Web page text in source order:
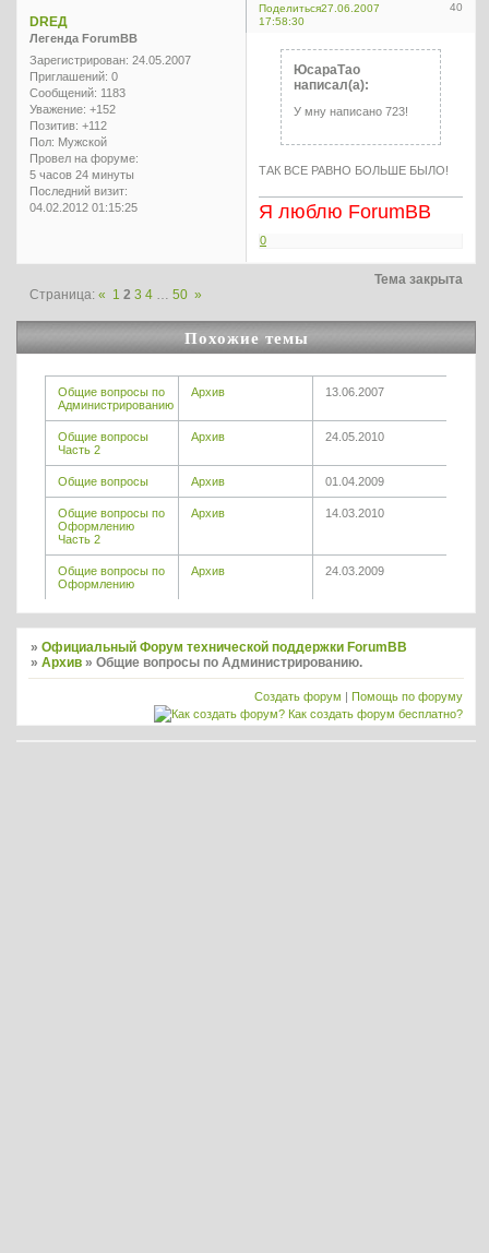
Поделиться 40
27.06.2007
17:58:30
DREД
Легенда ForumBB
Зарегистрирован: 24.05.2007
Приглашений: 0
Сообщений: 1183
Уважение: +152
Позитив: +112
Пол: Мужской
Провел на форуме:
5 часов 24 минуты
Последний визит:
04.02.2012 01:15:25
ЮсараТао
написал(а):
У мну написано 723!
ТАК ВСЕ РАВНО БОЛЬШЕ БЫЛО!
Я люблю ForumBB
0
Тема закрыта
Страница:« 1 2 3 4 … 50 »
Похожие темы
Общие вопросы по
Администрированию
Архив 13.06.2007
Общие вопросы
Часть 2
Архив 24.05.2010
Общие вопросы Архив 01.04.2009
Общие вопросы по
Оформлению
Часть 2
Архив 14.03.2010
Общие вопросы по
Оформлению
Архив 24.03.2009
»Официальный Форум технической поддержки ForumBB
»Архив »Общие вопросы по Администрированию.
Создать форум |Помощь по форуму